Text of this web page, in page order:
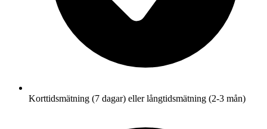
Korttidsmätning (7 dagar) eller långtidsmätning (2-3 mån)